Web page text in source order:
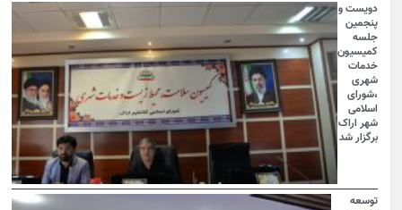
دویست و
پنجمین
جلسه
کمیسیون
خدمات
شهری
،شورای
اسلامی
شهر اراک
برگزار شد
توسعه